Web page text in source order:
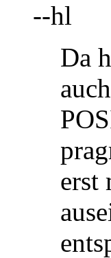
--hl
Da
erst